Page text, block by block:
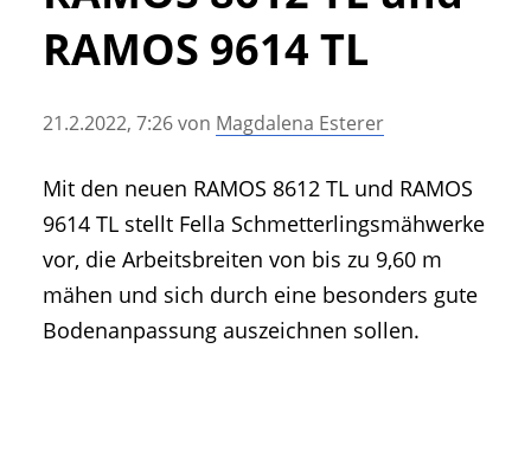
• Messen und Veranstaltungen
• Agritechnica Neuheiten Archiv
RAMOS 9614 TL
21.2.2022, 7:26von Magdalena Esterer
Mit den neuen RAMOS 8612 TL und RAMOS
9614 TL stellt Fella Schmetterlingsmähwerke
vor, die Arbeitsbreiten von bis zu 9,60 m
mähen und sich durch eine besonders gute
Bodenanpassung auszeichnen sollen.